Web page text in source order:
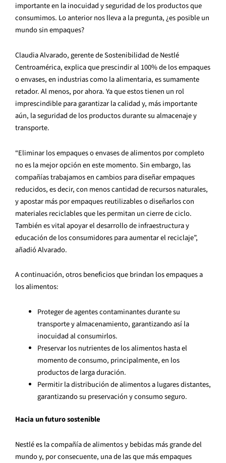
importante en la inocuidad y seguridad de los productos que
consumimos. Lo anterior nos lleva a la pregunta, ¿es posible un
mundo sin empaques?
Claudia Alvarado, gerente de Sostenibilidad de Nestlé
Centroamérica, explica que prescindir al 100% de los empaques
o envases, en industrias como la alimentaria, es sumamente
retador. Al menos, por ahora. Ya que estos tienen un rol
imprescindible para garantizar la calidad y, más importante
aún, la seguridad de los productos durante su almacenaje y
transporte.
“Eliminar los empaques o envases de alimentos por completo
no es la mejor opción en este momento. Sin embargo, las
compañías trabajamos en cambios para diseñar empaques
reducidos, es decir, con menos cantidad de recursos naturales,
y apostar más por empaques reutilizables o diseñarlos con
materiales reciclables que les permitan un cierre de ciclo.
También es vital apoyar el desarrollo de infraestructura y
educación de los consumidores para aumentar el reciclaje”,
añadió Alvarado.
A continuación, otros beneficios que brindan los empaques a
los alimentos:
Proteger de agentes contaminantes durante su
transporte y almacenamiento, garantizando así la
inocuidad al consumirlos.
Preservar los nutrientes de los alimentos hasta el
momento de consumo, principalmente, en los
productos de larga duración.
Permitir la distribución de alimentos a lugares distantes,
garantizando su preservación y consumo seguro.
Hacia un futuro sostenible
Nestlé es la compañía de alimentos y bebidas más grande del
mundo y, por consecuente, una de las que más empaques